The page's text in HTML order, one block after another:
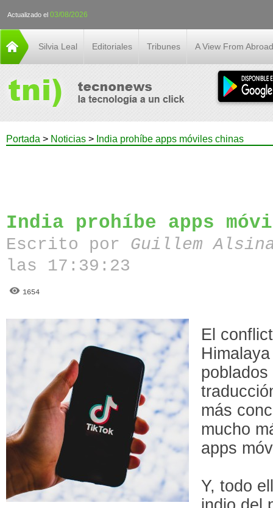
Actualizado el 03/08/2026
Silvia Leal Editoriales Tribunes A View From Abroad
Portada > Noticias > India prohíbe apps móviles chinas
India prohíbe apps
Escrito por Guillem
las 17:39:23
1654
El
más
mucho
apps
Y, todo